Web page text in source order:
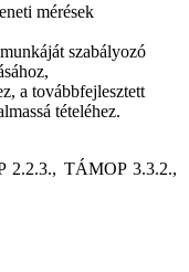
mérések
szabályozó
a továbbfejlesztett
tételéhez.
2.2.3., TÁMOP 3.3.2.,